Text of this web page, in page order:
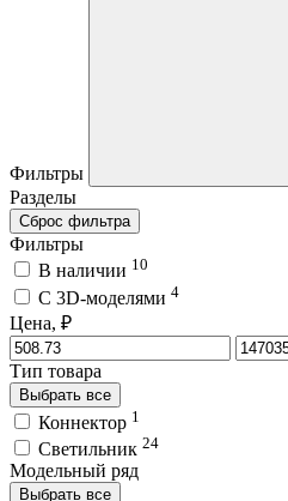
Фильтры
Разделы
Сброс фильтра
Фильтры
В наличии 10
C 3D-моделями 4
Цена, ₽
Тип товара
Выбрать все
Коннектор 1
Светильник 24
Модельный ряд
Выбрать все